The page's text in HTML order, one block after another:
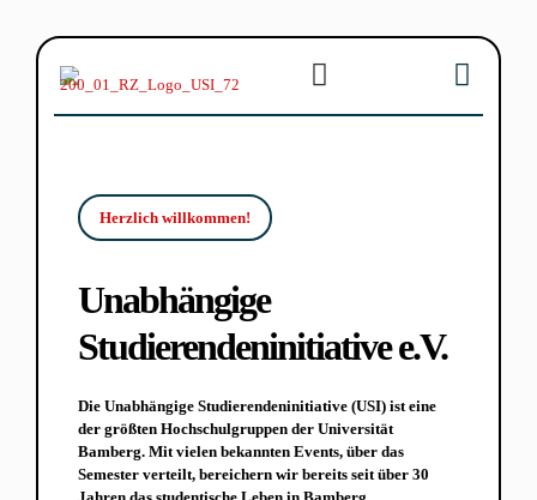
Herzlich willkommen!
Unabhängige
Studierendeninitiative e.V.
Die Unabhängige Studierendeninitiative (USI) ist eine
der größten Hochschulgruppen der Universität
Bamberg. Mit vielen bekannten Events, über das
Semester verteilt, bereichern wir bereits seit über 30